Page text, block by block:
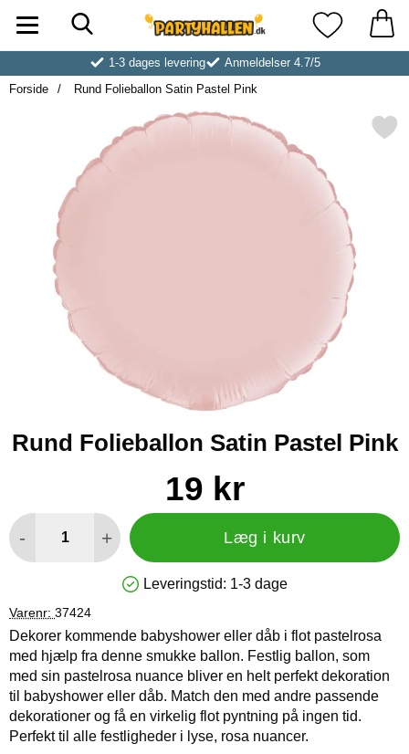
Startside for Partyhallen AB Mine
1-3 dages levering
Anmeldelser 4.7/5
Forside
Rund Folieballon Satin Pastel Pink
Markér rund Folieballon
Rund Folieballon Satin Pastel Pink
Køb dette produkt Rund Folieballon Satin Pastel Pink
pris
19 kr
- + Læg i kurv
Produkttilgængelighed: På lager
Leveringstid: 1-3 dage
Varenr: 37424
Dekorer kommende babyshower eller dåb i flot pastelrosa
med hjælp fra denne smukke ballon. Festlig ballon, som
med sin pastelrosa nuance bliver en helt perfekt dekoration
til babyshower eller dåb. Match den med andre passende
dekorationer og få en virkelig flot pyntning på ingen tid.
Perfekt til alle festligheder i lyse, rosa nuancer.